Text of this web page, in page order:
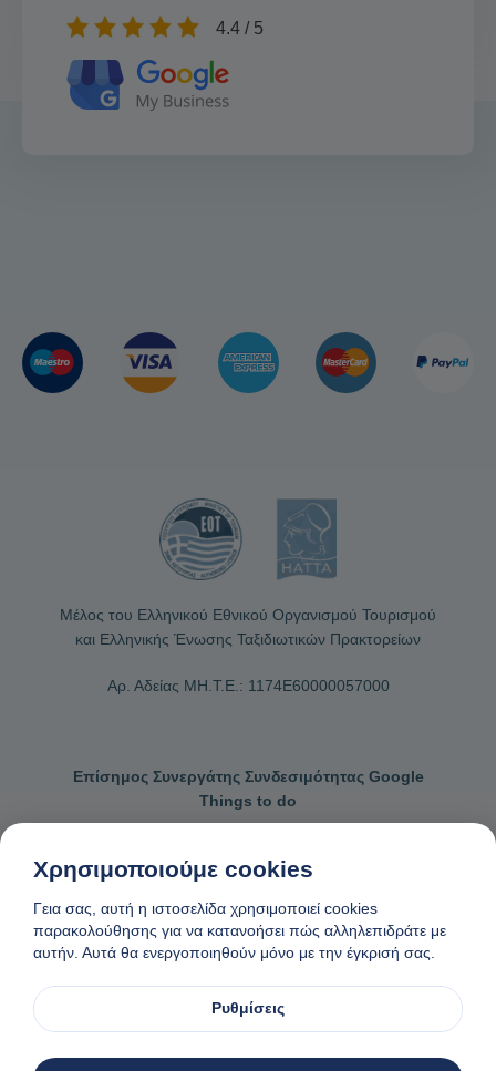
4.4 / 5
Μέλος του Ελληνικού Εθνικού Οργανισμού Τουρισμού
και Ελληνικής Ένωσης Ταξιδιωτικών Πρακτορείων
Αρ. Αδείας ΜΗ.Τ.Ε.: 1174Ε60000057000
Επίσημος Συνεργάτης Συνδεσιμότητας Google
Things to do
Επικοινωνήστε μαζί μας Γενικοί όροι κρατήσεων
Πολιτική απορρήτου και cookies
Αίτημα αφαίρεσης δεδομένων Φτιαγμένο στη Νάξο, Ελλάδα
Χρησιμοποιούμε cookies
Γεια σας, αυτή η ιστοσελίδα χρησιμοποιεί cookies
παρακολούθησης για να κατανοήσει πώς αλληλεπιδράτε με
αυτήν. Αυτά θα ενεργοποιηθούν μόνο με την έγκρισή σας.
Ρυθμίσεις